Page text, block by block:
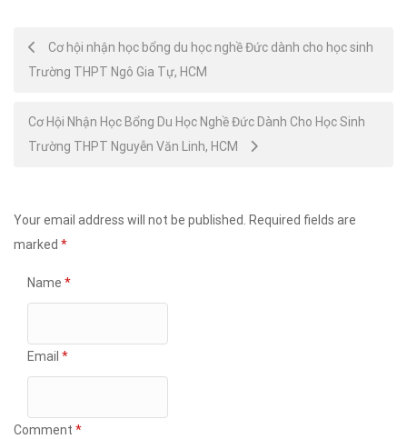
Post
navigation
Cơ hội nhận học bổng du học nghề Đức dành cho học sinh
Trường THPT Ngô Gia Tự, HCM
Cơ Hội Nhận Học Bổng Du Học Nghề Đức Dành Cho Học Sinh
Trường THPT Nguyễn Văn Linh, HCM
Your email address will not be published.
Required fields are
marked *
Name *
Email *
Comment *